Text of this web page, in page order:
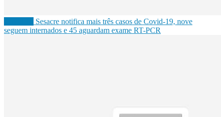
Sesacre notifica mais três casos de Covid-19, nove
seguem internados e 45 aguardam exame RT-PCR